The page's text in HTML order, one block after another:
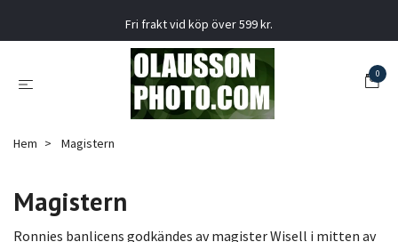
Fri frakt vid köp över 599 kr.
0
Hem Magistern
Magistern
Ronnies banlicens godkändes av magister Wisell i mitten av